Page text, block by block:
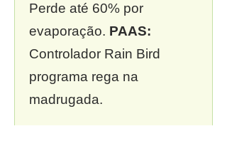
Perde até 60% por
evaporação. PAAS:
Controlador Rain Bird
programa rega na
madrugada.